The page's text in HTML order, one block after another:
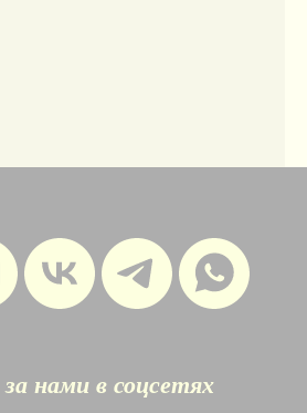
нами в соцсетях